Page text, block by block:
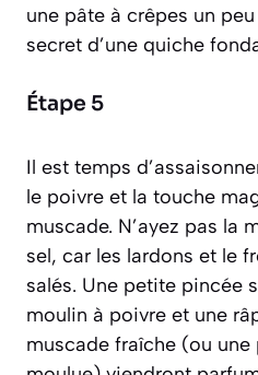
une pâte à crêpes un
secret d’une quiche
Étape 5
Il est temps
le poivre et la touche
muscade. N’ayez pas la
sel, car les lardons et le
salés. Une petite pincée
moulin à poivre et une
muscade fraîche (ou